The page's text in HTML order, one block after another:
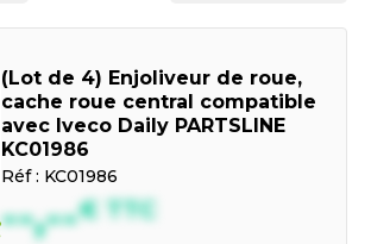
(Lot de 4) Enjoliveur de roue,
cache roue central compatible
avec Iveco Daily PARTSLINE
KC01986
Réf : KC01986
--,--€ TTC